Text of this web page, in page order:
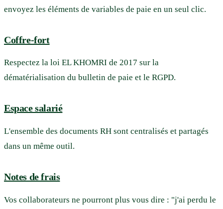
envoyez les éléments de variables de paie en un seul clic.
Coffre-fort
Respectez la loi EL KHOMRI de 2017 sur la
dématérialisation du bulletin de paie et le RGPD.
Espace salarié
L'ensemble des documents RH sont centralisés et partagés
dans un même outil.
Notes de frais
Vos collaborateurs ne pourront plus vous dire : "j'ai perdu le